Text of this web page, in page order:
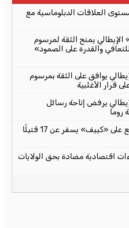
العلاقات الدبلوماسية مع
يمنح الثقة لمرسوم
والقدرة على الصمود»
يوافق على الثقة بمرسوم
قرار الأغلبية
يرفض إتاحة رسائل
روما
هجوم روسي واسع على «كييف» يسفر عن 17 قتيلًا
اقتصادية مضادة بحق الولايات